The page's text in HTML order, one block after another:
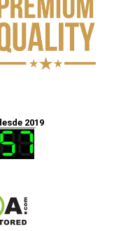
2019